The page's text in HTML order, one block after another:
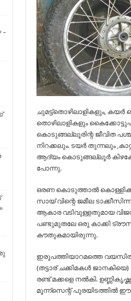
ചുമട്ട്തൊഴിലാളികളും, കയർ
തൊഴിലാളികളും
കൊടുങ്ങല്ലൂരിന്റ ജീവിത
നിറക്കലും. ടയർ തുന്നലും
ആദ്യം കൊടുങ്ങല്ലൂർ
പോന്നു.
ഒരണ കൊടുത്താൽ
സായ് വിന്റെ ജമീല
ആകാര വടിവുള്ളതുമായ
പണ്ടുമുതലേ ഒരു കാക്കി
കൗതുകമായിരുന്നു.
ഇരുപത്തിയാറമത്തെ
(തട്ടാര് ചക്കിമകൾ
രണ്ട് മക്കളെ നൽകി.
മൂന്ന്സെന്റ് പുരയിടത്തിൽ